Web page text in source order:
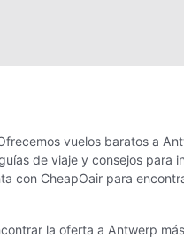
vuelos baratos a
de viaje y consejos
con CheapOair para
la oferta a Antwerp